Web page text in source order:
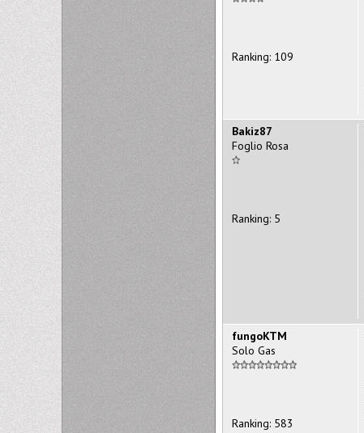
Ranking: 109
Bakiz87
Foglio Rosa
Ranking: 5
fungoKTM
Solo Gas
Ranking: 583